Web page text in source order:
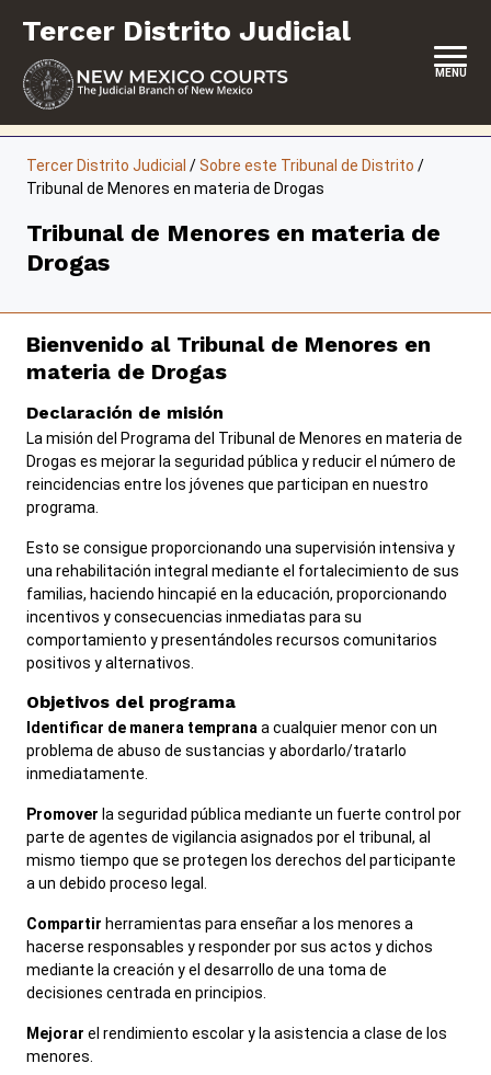
contenido
Tercer Distrito Judicial
MENU
SERVICIO DEL JURADO
REPRESENTACIÓN PROPIA
Carreras
Pago de sanciones y aranceles
View site in English
Tercer Distrito Judicial /Sobre este Tribunal de Distrito /
Tribunal de Menores en materia de Drogas
Tribunal de Menores en materia de
Drogas
Bienvenido al Tribunal de Menores en
materia de Drogas
Declaración de misión
La misión del Programa del Tribunal de Menores en materia de
Drogas es mejorar la seguridad pública y reducir el número de
reincidencias entre los jóvenes que participan en nuestro
programa.
Esto se consigue proporcionando una supervisión intensiva y
una rehabilitación integral mediante el fortalecimiento de sus
familias, haciendo hincapié en la educación, proporcionando
incentivos y consecuencias inmediatas para su
comportamiento y presentándoles recursos comunitarios
positivos y alternativos.
Objetivos del programa
Identificar de manera temprana a cualquier menor con un
problema de abuso de sustancias y abordarlo/tratarlo
inmediatamente.
Promover la seguridad pública mediante un fuerte control por
parte de agentes de vigilancia asignados por el tribunal, al
mismo tiempo que se protegen los derechos del participante
a un debido proceso legal.
Compartir herramientas para enseñar a los menores a
hacerse responsables y responder por sus actos y dichos
mediante la creación y el desarrollo de una toma de
decisiones centrada en principios.
Mejorar el rendimiento escolar y la asistencia a clase de los
menores.